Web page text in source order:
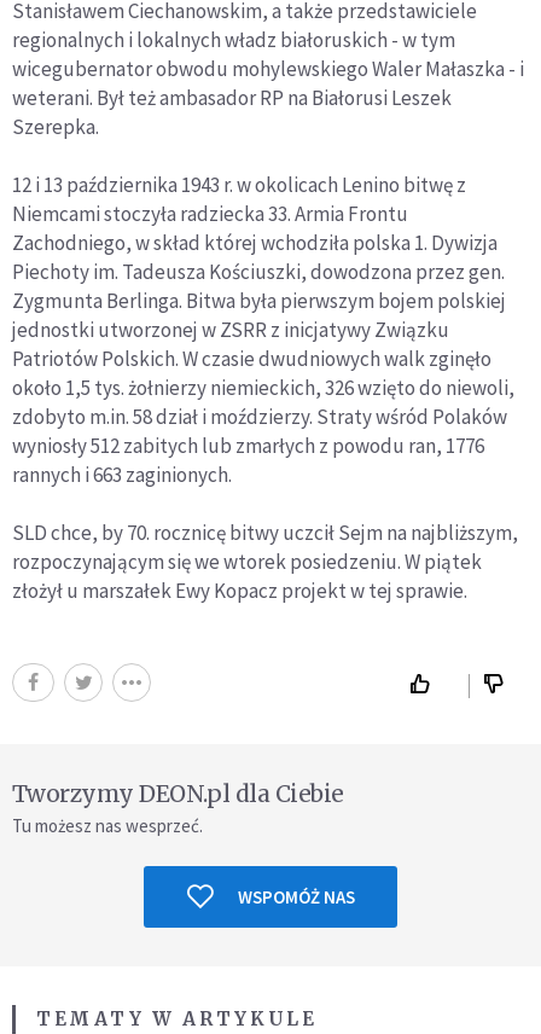
Stanisławem Ciechanowskim, a także przedstawiciele
regionalnych i lokalnych władz białoruskich - w tym
wicegubernator obwodu mohylewskiego Waler Małaszka - i
weterani. Był też ambasador RP na Białorusi Leszek
Szerepka.
12 i 13 października 1943 r. w okolicach Lenino bitwę z
Niemcami stoczyła radziecka 33. Armia Frontu
Zachodniego, w skład której wchodziła polska 1. Dywizja
Piechoty im. Tadeusza Kościuszki, dowodzona przez gen.
Zygmunta Berlinga. Bitwa była pierwszym bojem polskiej
jednostki utworzonej w ZSRR z inicjatywy Związku
Patriotów Polskich. W czasie dwudniowych walk zginęło
około 1,5 tys. żołnierzy niemieckich, 326 wzięto do niewoli,
zdobyto m.in. 58 dział i moździerzy. Straty wśród Polaków
wyniosły 512 zabitych lub zmarłych z powodu ran, 1776
rannych i 663 zaginionych.
SLD chce, by 70. rocznicę bitwy uczcił Sejm na najbliższym,
rozpoczynającym się we wtorek posiedzeniu. W piątek
złożył u marszałek Ewy Kopacz projekt w tej sprawie.
Tworzymy DEON.pl dla Ciebie
Tu możesz nas wesprzeć.
WSPOMÓŻ NAS
TEMATY W ARTYKULE